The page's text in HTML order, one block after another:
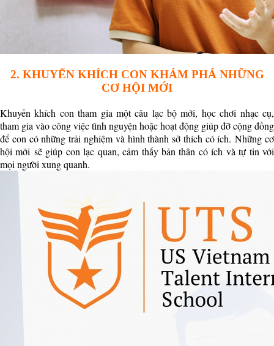
2. KHUYẾN KHÍCH CON KHÁM PHÁ NHỮNG
CƠ HỘI MỚI
Khuyến khích con tham gia một câu lạc bộ mới, học chơi nhạc cụ,
tham gia vào công việc tình nguyện hoặc hoạt động giúp đỡ cộng đồng
để con có những trải nghiệm và hình thành sở thích có ích. Những cơ
hội mới sẽ giúp con lạc quan, cảm thấy bản thân có ích và tự tin với
mọi người xung quanh.